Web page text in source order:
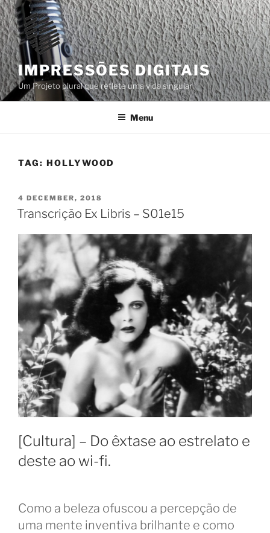
Skip
to
content
IMPRESSÕES DIGITAIS
Um Projeto plural que reflete uma vida singular
Menu
TAG: HOLLYWOOD
POSTED
ON
4 DECEMBER, 2018
Transcrição Ex Libris – S01e15
[Cultura] – Do êxtase ao estrelato e
deste ao wi-fi.
Como a beleza ofuscou a percepção de
uma mente inventiva brilhante e como